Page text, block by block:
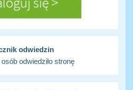
odwiedzin
odwiedziło stronę